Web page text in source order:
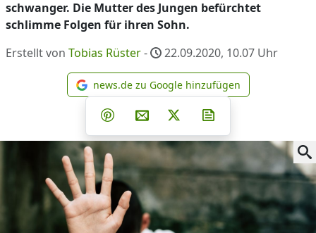
schwanger. Die Mutter des Jungen befürchtet
schlimme Folgen für ihren Sohn.
Erstellt von Tobias Rüster- 22.09.2020, 10.07 Uhr
news.de zu Google
news.de zu Google hinzufügen
Teilen auf Facebook
Teilen auf Whatsapp
Teilen auf Telegram
Teilen auf Pinterest
Per E-Mail teilen
Post auf X